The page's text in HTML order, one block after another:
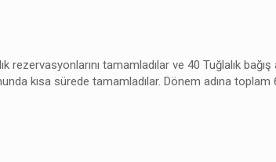
tamamladılar ve 40 Tuğlalık bağış
kısa sürede tamamladılar. Dönem adına